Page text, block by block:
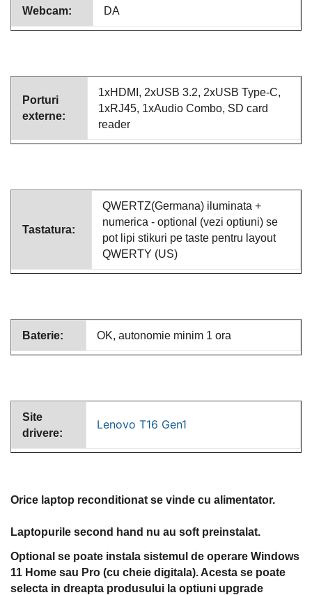
Webcam: DA
Porturi
externe:
1xHDMI, 2xUSB 3.2, 2xUSB Type-C,
1xRJ45, 1xAudio Combo, SD card
reader
Tastatura:
QWERTZ(Germana) iluminata +
numerica - optional (vezi optiuni) se
pot lipi stikuri pe taste pentru layout
QWERTY (US)
Baterie: OK, autonomie minim 1 ora
Site
drivere:
Lenovo T16 Gen1
Orice laptop reconditionat se vinde cu alimentator.
Laptopurile second hand nu au soft preinstalat.
Optional se poate instala sistemul de operare Windows
11 Home sau Pro (cu cheie digitala). Acesta se poate
selecta in dreapta produsului la optiuni upgrade